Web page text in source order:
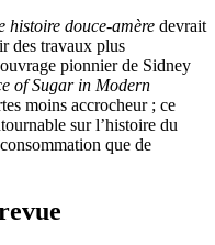
histoire douce-amère devrait
des travaux plus
pionnier de Sidney
of Sugar in Modern
moins accrocheur ; ce
sur l’histoire du
que de